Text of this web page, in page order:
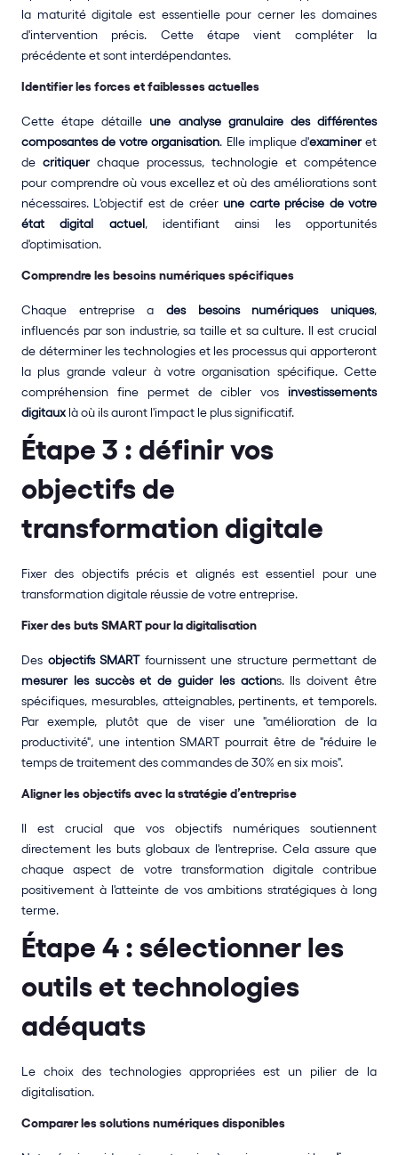
la maturité digitale est essentielle pour cerner les domaines
d'intervention précis. Cette étape vient compléter la
précédente et sont interdépendantes.
Identifier les forces et faiblesses actuelles
Cette étape détaille une analyse granulaire des différentes
composantes de votre organisation. Elle implique d'examiner et
de critiquer chaque processus, technologie et compétence
pour comprendre où vous excellez et où des améliorations sont
nécessaires. L'objectif est de créer une carte précise de votre
état digital actuel, identifiant ainsi les opportunités
d'optimisation.
Comprendre les besoins numériques spécifiques
Chaque entreprise a des besoins numériques uniques,
influencés par son industrie, sa taille et sa culture. Il est crucial
de déterminer les technologies et les processus qui apporteront
la plus grande valeur à votre organisation spécifique. Cette
compréhension fine permet de cibler vos investissements
digitaux là où ils auront l'impact le plus significatif.
Étape 3 : définir vos
objectifs de
transformation digitale
Fixer des objectifs précis et alignés est essentiel pour une
transformation digitale réussie de votre entreprise.
Fixer des buts SMART pour la digitalisation
Des objectifs SMART
mesurer les succès et de guider les actions. Ils doivent être
spécifiques, mesurables, atteignables, pertinents, et temporels.
Par exemple, plutôt que de viser une "amélioration de la
productivité", une intention SMART pourrait être de "réduire le
temps de traitement des commandes de 30% en six mois".
Aligner les objectifs avec la stratégie d’entreprise
Il est crucial que vos objectifs numériques soutiennent
directement les buts globaux de l'entreprise. Cela assure que
chaque aspect de votre transformation digitale contribue
positivement à l'atteinte de vos ambitions stratégiques à long
terme.
Étape 4 : sélectionner les
outils et technologies
adéquats
Le choix des technologies appropriées est un pilier de la
digitalisation.
Comparer les solutions numériques disponibles